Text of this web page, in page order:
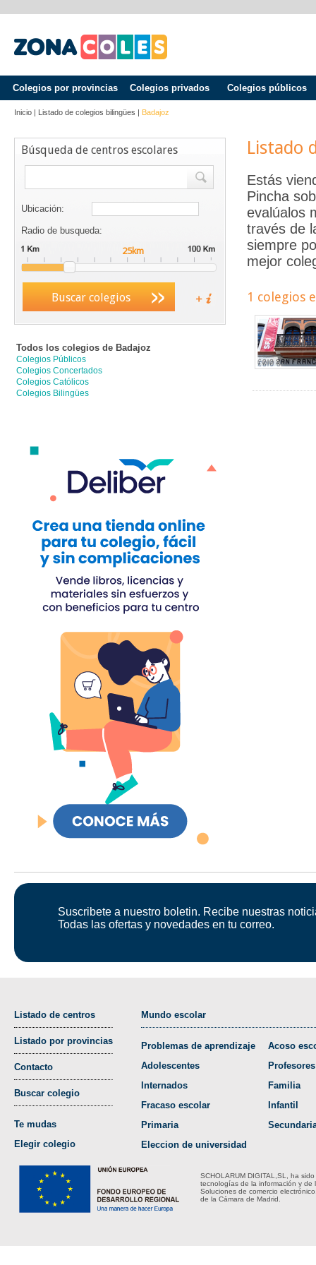
Colegios por provincias Colegios privados Colegios públicos
Inicio | Listado de colegios bilingües | Badajoz
Búsqueda de centros escolares
Ubicación:
Radio de busqueda:
Buscar colegios
Todos los colegios de Badajoz
Colegios Públicos
Colegios Concertados
Colegios Católicos
Colegios Bilingües
Listado
Estás
Pincha
evalúalos
través de
siempre
mejor
1 colegios
Suscribete a nuestro boletin. Recibe nuestras
Todas las ofertas y novedades en tu correo.
Listado de centros
Listado por provincias
Contacto
Buscar colegio
Te mudas
Elegir colegio
Mundo escolar
Problemas de aprendizaje
Adolescentes
Internados
Fracaso escolar
Primaria
Eleccion de universidad
Acoso
Profesores
Familia
Infantil
SCHOLARUM DIGITAL,SL, ha
tecnologías de la información y de
Soluciones de comercio
de la Cámara de Madrid.